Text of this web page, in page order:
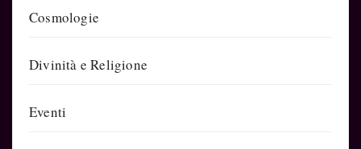
Cosmologie
Divinità e Religione
Eventi